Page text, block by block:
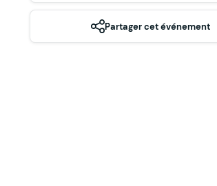
Partager cet événement